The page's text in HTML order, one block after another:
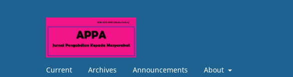
Current Archives Announcements About